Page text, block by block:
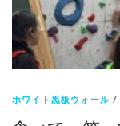
ホワイト黒板ウォール /